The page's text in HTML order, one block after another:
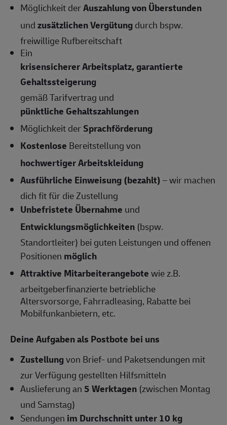
Möglichkeit derAuszahlung von Überstunden
undzusätzlichen Vergütungdurch bspw.
freiwillige Rufbereitschaft
Ein
krisensicherer Arbeitsplatz, garantierte
Gehaltssteigerung
gemäß Tarifvertrag und
pünktliche Gehaltszahlungen
Möglichkeit derSprachförderung
Kostenlose Bereitstellung von
hochwertiger Arbeitskleidung
Ausführliche Einweisung (bezahlt)– wir machen
dich fit für die Zustellung
Unbefristete Übernahme und
Entwicklungsmöglichkeiten (bspw.
Standortleiter) bei guten Leistungen und offenen
Positionen möglich
Attraktive Mitarbeiterangebotewie z.B.
arbeitgeberfinanzierte betriebliche
Altersvorsorge, Fahrradleasing, Rabatte bei
Mobilfunkanbietern, etc.
Deine Aufgaben als Postbote bei uns
Zustellungvon Brief- und Paketsendungen mit
zur Verfügung gestellten Hilfsmitteln
Auslieferung an5 Werktagen (zwischen Montag
und Samstag)
Sendungen im Durchschnitt unter 10 kg